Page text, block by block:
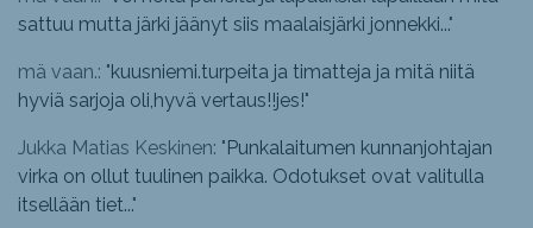
sattuu mutta järki jäänyt siis maalaisjärki jonnekki..."
mä vaan.: "kuusniemi.turpeita ja timatteja ja mitä niitä
hyviä sarjoja oli,hyvä vertaus!!jes!"
Jukka Matias Keskinen: "Punkalaitumen kunnanjohtajan
virka on ollut tuulinen paikka. Odotukset ovat valitulla
itsellään tiet..."